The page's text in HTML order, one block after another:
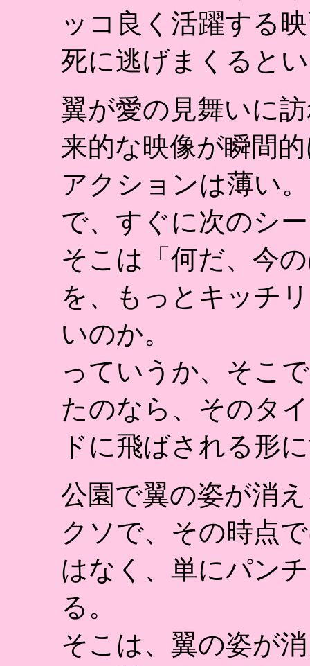
ッコ良く活躍する
死に逃げまくると
翼が愛の見舞いに
来的な映像が瞬間
アクションは薄い。
で、すぐに次のシ
そこは「何だ、今
を、もっとキッチ
いのか。
っていうか、そこ
たのなら、そのタ
ドに飛ばされる形
公園で翼の姿が消
クソで、その時点
はなく、単にパン
る。
そこは、翼の姿が